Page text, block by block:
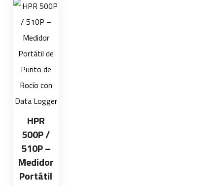
HPR
500P /
510P –
Medidor
Portátil